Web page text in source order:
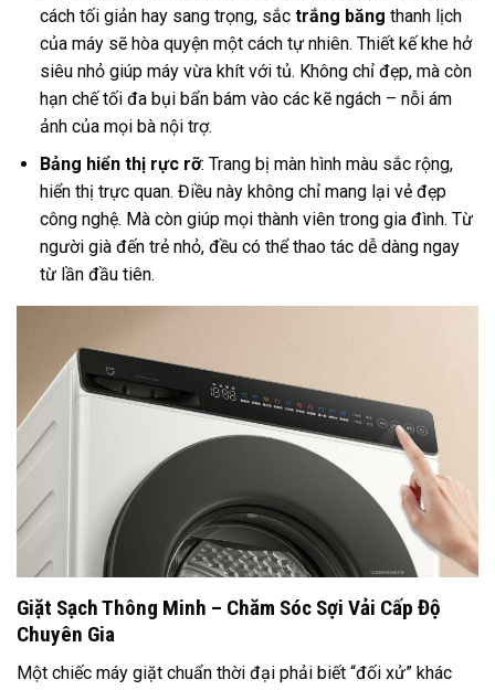
cách tối giản hay sang trọng, sắc trắng băng thanh lịch
của máy sẽ hòa quyện một cách tự nhiên. Thiết kế khe hở
siêu nhỏ giúp máy vừa khít với tủ. Không chỉ đẹp, mà còn
hạn chế tối đa bụi bẩn bám vào các kẽ ngách – nỗi ám
ảnh của mọi bà nội trợ.
Bảng hiển thị rực rỡ: Trang bị màn hình màu sắc rộng,
hiển thị trực quan. Điều này không chỉ mang lại vẻ đẹp
công nghệ. Mà còn giúp mọi thành viên trong gia đình. Từ
người già đến trẻ nhỏ, đều có thể thao tác dễ dàng ngay
từ lần đầu tiên.
Giặt Sạch Thông Minh – Chăm Sóc Sợi Vải Cấp Độ
Chuyên Gia
Một chiếc máy giặt chuẩn thời đại phải biết “đối xử” khác